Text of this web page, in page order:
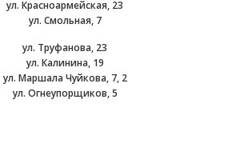
ул. Красноармейская, 23
ул. Смольная, 7
ул. Труфанова, 23
ул. Калинина, 19
ул. Маршала Чуйкова, 7, 2
ул. Огнеупорщиков, 5